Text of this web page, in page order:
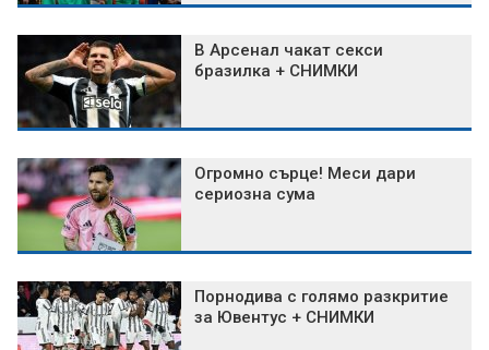
В Арсенал чакат секси
бразилка + СНИМКИ
Огромно сърце! Меси дари
сериозна сума
Порнодива с голямо разкритие
за Ювентус + СНИМКИ